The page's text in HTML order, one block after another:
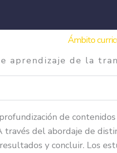
Ámbito
aprendizaje de la
de
del abordaje de
y concluir. Los